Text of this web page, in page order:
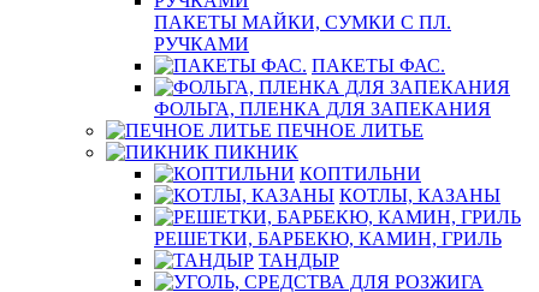
ПАКЕТЫ МАЙКИ, СУМКИ С ПЛ.
РУЧКАМИ
ПАКЕТЫ ФАС.
ФОЛЬГА, ПЛЕНКА ДЛЯ ЗАПЕКАНИЯ
ПЕЧНОЕ ЛИТЬЕ
ПИКНИК
КОПТИЛЬНИ
КОТЛЫ, КАЗАНЫ
РЕШЕТКИ, БАРБЕКЮ, КАМИН, ГРИЛЬ
ТАНДЫР